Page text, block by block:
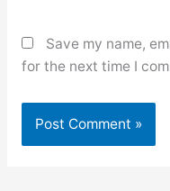
Save my name,
for the next time I